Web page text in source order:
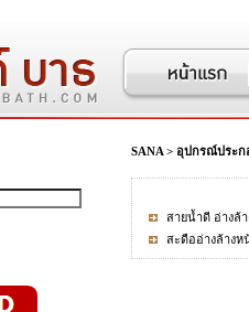
SANA > อุปกรณ์ประก
สายน้ำดี อ่างล้
สะดืออ่างล้างห